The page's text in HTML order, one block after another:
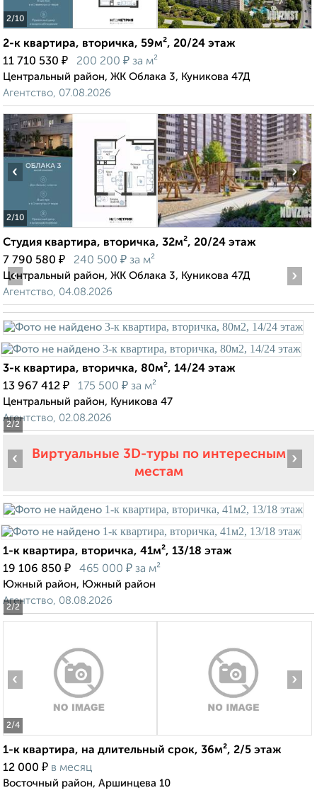
2/10
2-к квартира, вторичка, 59м², 20/24 этаж
11 710 530 ₽ 200 200 ₽ за м²
Центральный район, ЖК Облака 3, Куникова 47Д
Агентство, 07.08.2026
2/10
‹ ›
Студия квартира, вторичка, 32м², 20/24 этаж
7 790 580 ₽ 240 500 ₽ за м²
Центральный район, ЖК Облака 3, Куникова 47Д
Агентство, 04.08.2026
2/2
‹ ›
3-к квартира, вторичка, 80м², 14/24 этаж
13 967 412 ₽ 175 500 ₽ за м²
Центральный район, Куникова 47
Агентство, 02.08.2026
Виртуальные 3D-туры по интересным
местам
2/2
‹ ›
1-к квартира, вторичка, 41м², 13/18 этаж
19 106 850 ₽ 465 000 ₽ за м²
Южный район, Южный район
Агентство, 08.08.2026
2/4
‹ ›
1-к квартира, на длительный срок, 36м², 2/5 этаж
12 000 ₽ в месяц
Восточный район, Аршинцева 10